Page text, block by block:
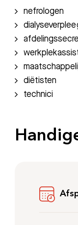
nefrologen
diëtisten
technici